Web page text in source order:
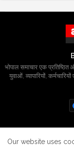
भोपाल समाचार एक प्रतिष्ठित
युवाओं, व्यापारियों,
Home
Our website uses